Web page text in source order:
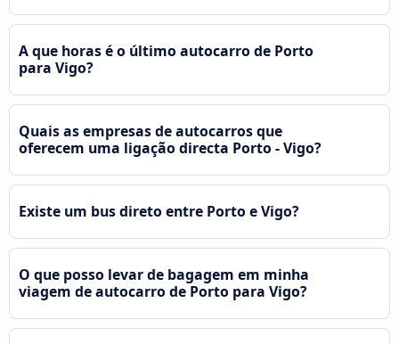
A que horas é o último autocarro de Porto
para Vigo?
Quais as empresas de autocarros que
oferecem uma ligação directa Porto - Vigo?
Existe um bus direto entre Porto e Vigo?
O que posso levar de bagagem em minha
viagem de autocarro de Porto para Vigo?